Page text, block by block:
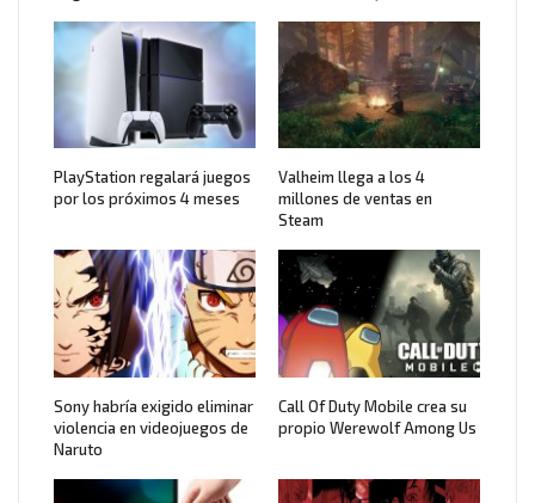
PlayStation regalará juegos
por los próximos 4 meses
Valheim llega a los 4
millones de ventas en
Steam
Sony habría exigido eliminar
violencia en videojuegos de
Naruto
Call Of Duty Mobile crea su
propio Werewolf Among Us